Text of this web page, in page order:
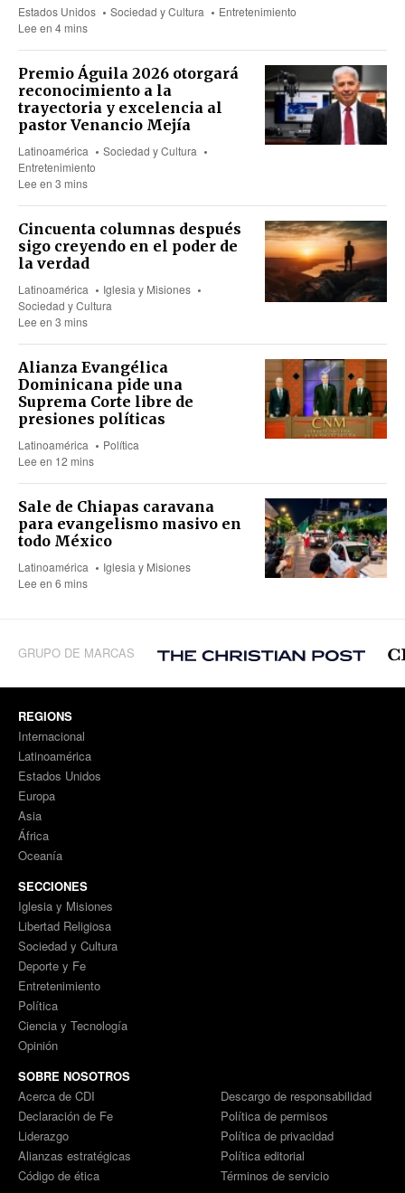
Estados Unidos Sociedad y Cultura
Entretenimiento
Lee en 4 mins
Premio Águila 2026 otorgará
reconocimiento a la
trayectoria y excelencia al
pastor Venancio Mejía
Latinoamérica
Sociedad y Cultura
Entretenimiento
Lee en 3 mins
Cincuenta columnas después
sigo creyendo en el poder de
la verdad
Latinoamérica
Iglesia y Misiones
Sociedad y Cultura
Lee en 3 mins
Alianza Evangélica
Dominicana pide una
Suprema Corte libre de
presiones políticas
Latinoamérica
Política
Lee en 12 mins
Sale de Chiapas caravana
para evangelismo masivo en
todo México
Latinoamérica
Iglesia y Misiones
Lee en 6 mins
GRUPO DE MARCAS
REGIONS
Internacional
Latinoamérica
Estados Unidos
Europa
Asia
África
Oceanía
SECCIONES
Iglesia y Misiones
Libertad Religiosa
Sociedad y Cultura
Deporte y Fe
Entretenimiento
Política
Ciencia y Tecnología
Opinión
SOBRE NOSOTROS
Acerca de CDI
Declaración de Fe
Liderazgo
Alianzas estratégicas
Código de ética
Descargo de responsabilidad
Política de permisos
Política de privacidad
Política editorial
Términos de servicio